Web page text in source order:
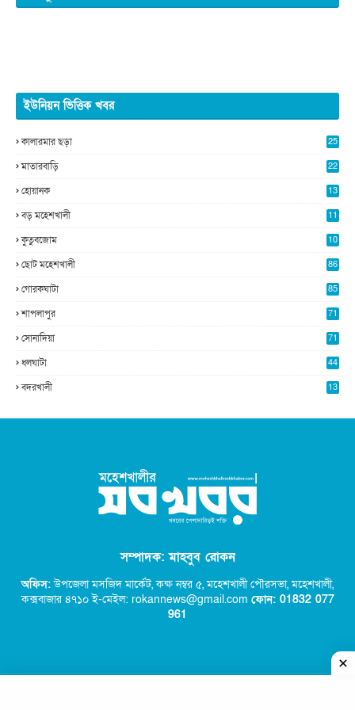
ইউনিয়ন ভিত্তিক খবর
কালারমার ছড়া
25
মাতারবাড়ি
22
হোয়ানক
13
বড় মহেশখালী
11
কুতুবজোম
10
ছোট মহেশখালী 86
গোরকঘাটা 85
শাপলাপুর 71
সোনাদিয়া 71
ধলঘাটা 44
বদরখালী 13
সম্পাদক: মাহবুব রোকন
অফিস:উপজেলা মসজিদ মার্কেট, কক্ষ নম্বর ৫,মহেশখালী পৌরসভা, মহেশখালী,
কক্সবাজার ৪৭১০ ই-মেইল: rokannews@gmail.com ফোন: 01832 077
961